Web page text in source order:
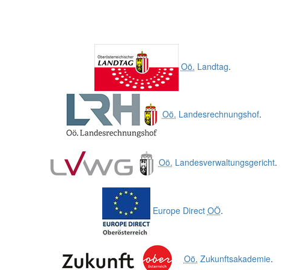
Oö. Landtag.
Oö. Landesrechnungshof.
Oö. Landesverwaltungsgericht.
Europe Direct OÖ.
Oö. Zukunftsakademie.